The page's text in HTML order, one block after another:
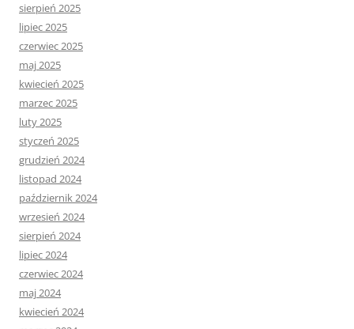
sierpień 2025
lipiec 2025
czerwiec 2025
maj 2025
kwiecień 2025
marzec 2025
luty 2025
styczeń 2025
grudzień 2024
listopad 2024
październik 2024
wrzesień 2024
sierpień 2024
lipiec 2024
czerwiec 2024
maj 2024
kwiecień 2024